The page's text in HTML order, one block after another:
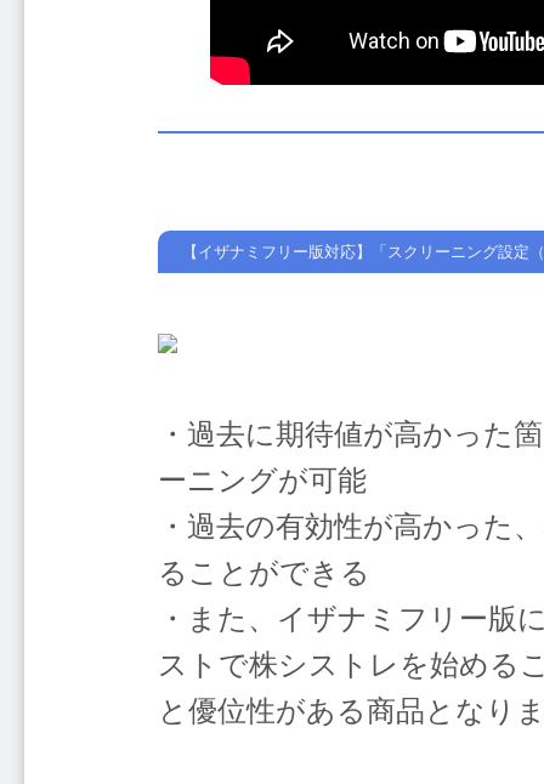
【イザナミフリー版対応】「スクリーニング設定
・過去に期待値が高かった
ーニングが可能
・過去の有効性が高かった
ることができる
・また、イザナミフリー版
ストで株シストレを始める
と優位性がある商品となり